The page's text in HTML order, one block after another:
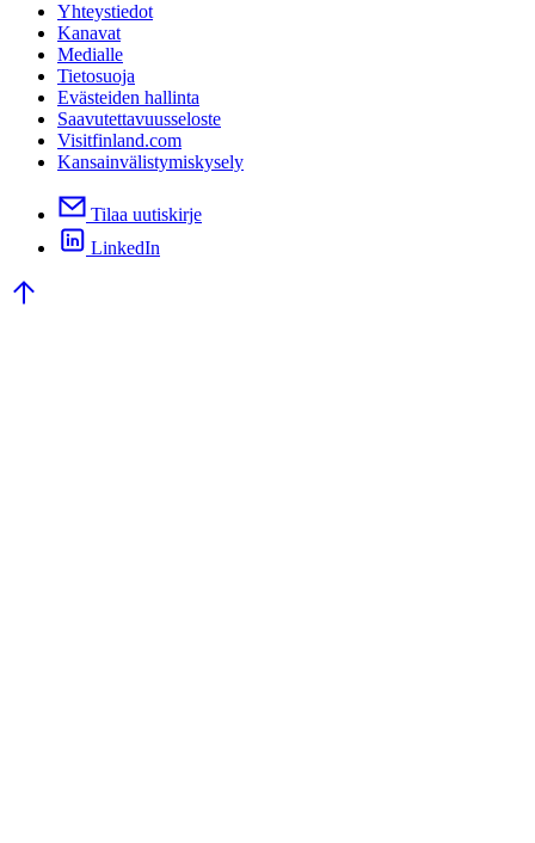
Yhteystiedot
Kanavat
Medialle
Tietosuoja
Evästeiden hallinta
Saavutettavuusseloste
Visitfinland.com
Kansainvälistymiskysely
Tilaa uutiskirje
LinkedIn